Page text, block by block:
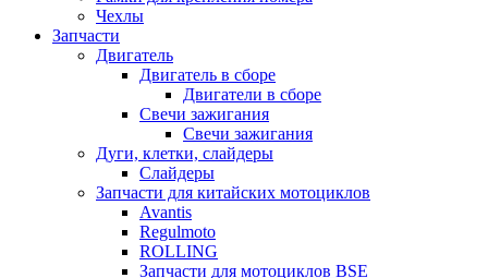
Чехлы
Запчасти
Двигатель
Двигатель в сборе
Двигатели в сборе
Свечи зажигания
Свечи зажигания
Дуги, клетки, слайдеры
Слайдеры
Запчасти для китайских мотоциклов
Avantis
Regulmoto
ROLLING
Запчасти для мотоциклов BSE